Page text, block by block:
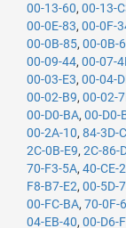
00-13-60, 00-13-
00-0E-83, 00-0F-
00-0B-85, 00-0B-
00-09-44, 00-07-
00-03-E3, 00-04-
00-02-B9, 00-02-
00-D0-BA, 00-D0-
00-2A-10, 84-3D-
2C-0B-E9, 2C-86-
70-F3-5A, 40-CE-
F8-B7-E2, 00-5D-
00-FC-BA, 70-0F-
04-EB-40, 00-D6-